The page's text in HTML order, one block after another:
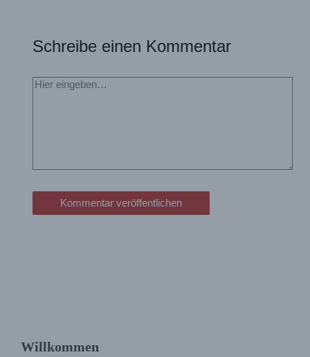
Willkommen
Schreibe einen Kommentar
Hier
eingeben…